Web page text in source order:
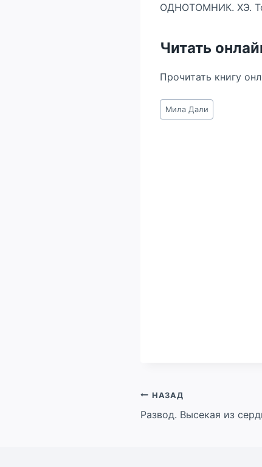
ОДНОТОМНИК. ХЭ.
Читать
Прочитать книгу
Метки
записи:
Мила Дали
Навигация
по
НАЗАД
Развод. Высекая из